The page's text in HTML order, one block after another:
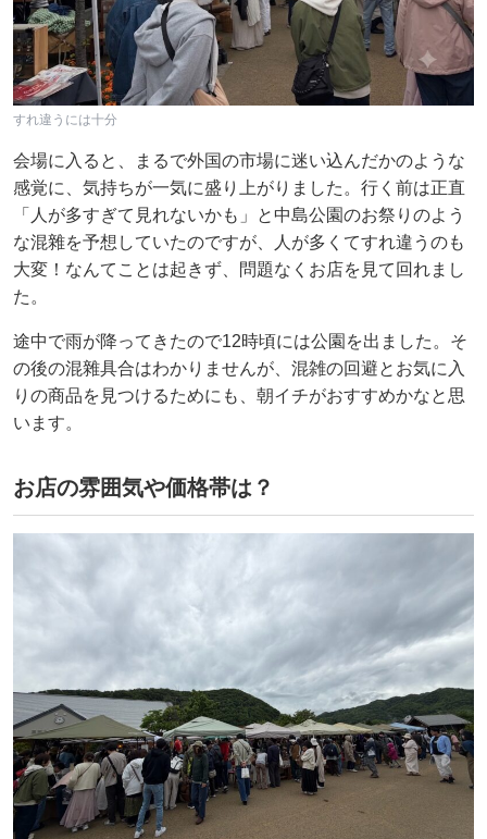
すれ違うには十分
会場に入ると、まるで外国の市場に迷い込んだかのような
感覚に、気持ちが一気に盛り上がりました。行く前は正直
「人が多すぎて見れないかも」と中島公園のお祭りのよう
な混雜を予想していたのですが、人が多くてすれ違うのも
大変！なんてことは起きず、問題なくお店を見て回れまし
た。
途中で雨が降ってきたので12時頃には公園を出ました。そ
の後の混雜具合はわかりませんが、混雑の回避とお気に入
りの商品を見つけるためにも、朝イチがおすすめかなと思
います。
お店の雰囲気や価格帯は？